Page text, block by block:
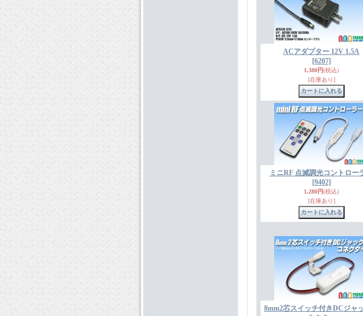
ACアダプター 12V 1.5A
[6207]
1,380円(税込)
[在庫あり]
ミニRF 点滅調光コントロー
[9402]
1,280円(税込)
[在庫あり]
8mm2芯スイッチ付きDCジャ